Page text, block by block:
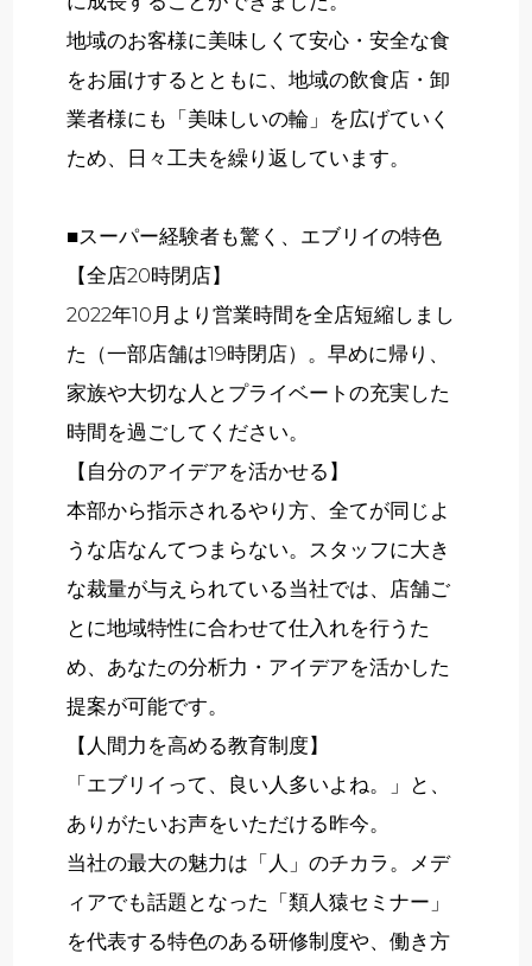
地域のお客様に美味しくて安心・安全な食
をお届けするとともに、地域の飲食店・卸
業者様にも「美味しいの輪」を広げていく
ため、日々工夫を繰り返しています。
■スーパー経験者も驚く、エブリイの特色
【全店20時閉店】
2022年10月より営業時間を全店短縮しまし
た（一部店舗は19時閉店）。早めに帰り、
家族や大切な人とプライベートの充実した
時間を過ごしてください。
【自分のアイデアを活かせる】
本部から指示されるやり方、全てが同じよ
うな店なんてつまらない。スタッフに大き
な裁量が与えられている当社では、店舗ご
とに地域特性に合わせて仕入れを行うた
め、あなたの分析力・アイデアを活かした
提案が可能です。
【人間力を高める教育制度】
「エブリイって、良い人多いよね。」と、
ありがたいお声をいただける昨今。
当社の最大の魅力は「人」のチカラ。メデ
ィアでも話題となった「類人猿セミナー」
を代表する特色のある研修制度や、働き方